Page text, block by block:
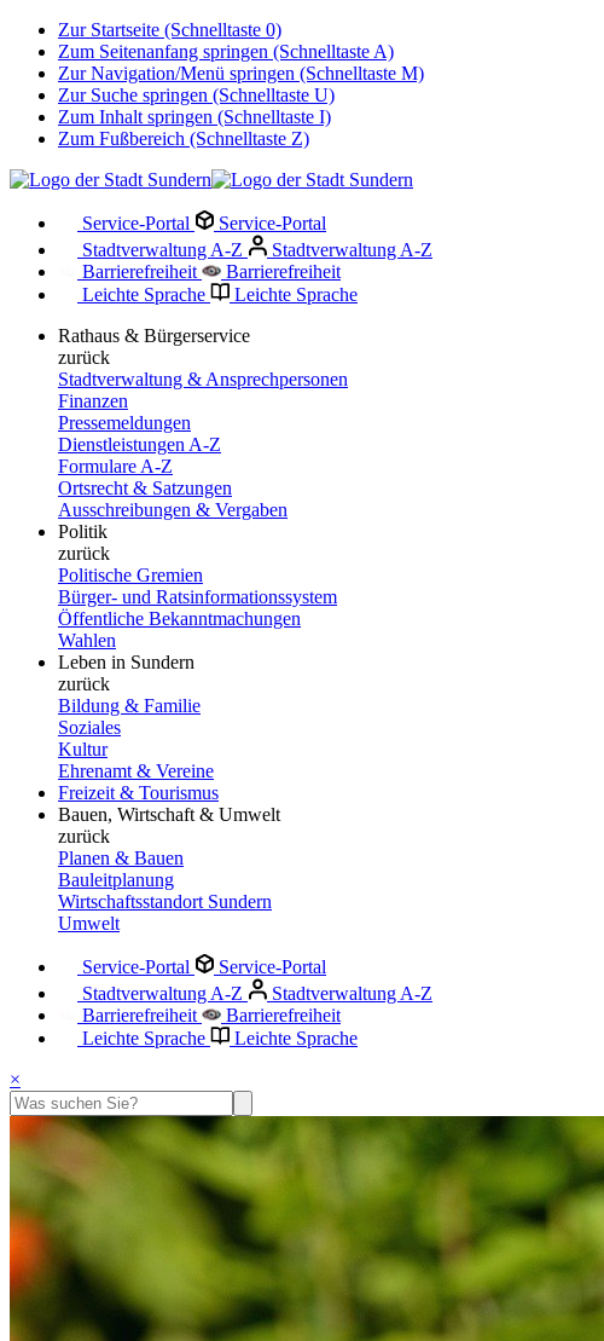
Zur Startseite (Schnelltaste 0)
Zum Seitenanfang springen (Schnelltaste A)
Zur Navigation/Menü springen (Schnelltaste M)
Zur Suche springen (Schnelltaste U)
Zum Inhalt springen (Schnelltaste I)
Zum Fußbereich (Schnelltaste Z)
Service-Portal
Service-Portal
Stadtverwaltung A-Z
Stadtverwaltung A-Z
Barrierefreiheit
Barrierefreiheit
Leichte Sprache
Leichte Sprache
Rathaus & Bürgerservice
zurück
Stadtverwaltung & Ansprechpersonen
Finanzen
Pressemeldungen
Dienstleistungen A-Z
Formulare A-Z
Ortsrecht & Satzungen
Ausschreibungen & Vergaben
Politik
zurück
Politische Gremien
Bürger- und Ratsinformationssystem
Öffentliche Bekanntmachungen
Wahlen
Leben in Sundern
zurück
Bildung & Familie
Soziales
Kultur
Ehrenamt & Vereine
Freizeit & Tourismus
Bauen, Wirtschaft & Umwelt
zurück
Planen & Bauen
Bauleitplanung
Wirtschaftsstandort Sundern
Umwelt
Service-Portal
Service-Portal
Stadtverwaltung A-Z
Stadtverwaltung A-Z
Barrierefreiheit
Barrierefreiheit
Leichte Sprache
Leichte Sprache
×